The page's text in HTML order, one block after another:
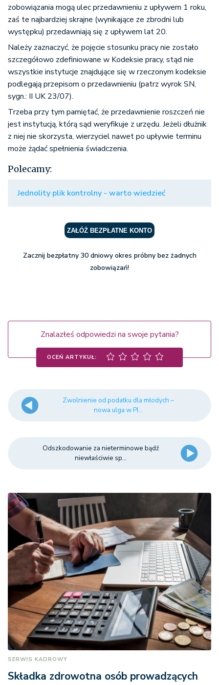
zobowiązania mogą ulec przedawnieniu z upływem 1 roku,
zaś te najbardziej skrajne (wynikające ze zbrodni lub
występku) przedawniają się z upływem lat 20.
Należy zaznaczyć, że pojęcie stosunku pracy nie zostało
szczegółowo zdefiniowane w Kodeksie pracy, stąd nie
wszystkie instytucje znajdujące się w rzeczonym kodeksie
podlegają przepisom o przedawnieniu (patrz wyrok SN,
sygn.: II UK 23/07).
Trzeba przy tym pamiętać, że przedawnienie roszczeń nie
jest instytucją, którą sąd weryfikuje z urzędu. Jeżeli dłużnik
z niej nie skorzysta, wierzyciel nawet po upływie terminu
może żądać spełnienia świadczenia.
Polecamy:
Jednolity plik kontrolny - warto wiedzieć
ZAŁÓŻ BEZPŁATNE KONTO
Zacznij bezpłatny 30 dniowy okres próbny bez żadnych
zobowiązań!
Znalazłeś odpowiedzi na swoje pytania?
OCEŃ ARTYKUŁ:
Zwolnienie od podatku dla młodych –
nowa ulga w PI...
Odszkodowanie za nieterminowe bądź
niewłaściwie sp...
SERWIS KADROWY
Składka zdrowotna osób prowadzących